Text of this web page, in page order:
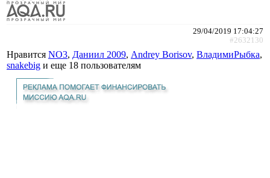
29/04/2019 17:04:27
#2632130
Нравится NO3, Даниил 2009, Andrey Borisov, ВладимиРыбка,
snakebig и еще 18 пользователям